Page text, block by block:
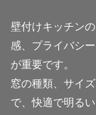
壁付けキッチン
感、プライバシ
が重要です。
窓の種類、サイ
で、快適で明る